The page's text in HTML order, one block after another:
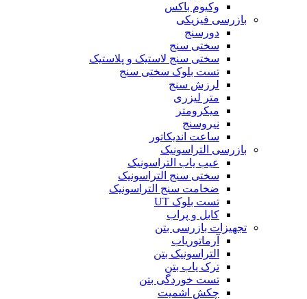
وکیوم باکس
بازرسی فیزیکی
دورسنج
سختی سنج
سختی سنج لاستیک و پلاستیک
تست بلوک سختی سنج
لرزش سنج
متر لیزری
میکرومتر
نیروسنج
ساعت اندیکاتور
بازرسی التراسونیک
عیب یاب التراسونیک
سختی سنج التراسونیک
ضخامت سنج التراسونیک
تست بلوک UT
کابل و پراب
تجهیزات بازرسی بتن
آرماتوریاب
التراسونیک بتن
ترک یاب بتن
تست خوردگی بتن
چکش اشمیت